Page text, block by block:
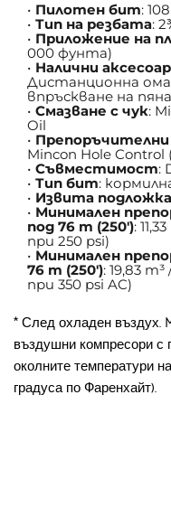
Пилотен бит:
Тип на резбата:
Приложение на
000 фунта)
Налични
Дистанционна
впръскване на пяна
Смазване с чук:
Oil
Mincon Hole Control
Съвместимост:
Тип бит:
Извита подложка
Минимален
под 76 m (250′):
при 250 psi)
Минимален
76 m (250′): 19,83
при 350 psi AC)
* След охладен въздух.
въздушни компресори с
околните температури
градуса по Фаренхайт).